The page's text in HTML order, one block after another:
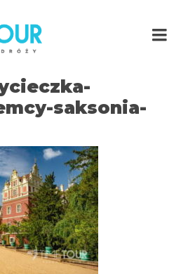
saksonia-